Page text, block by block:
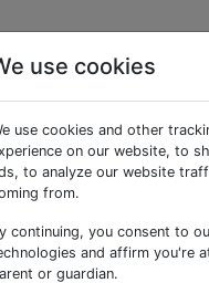
creare
plugin o
per decidere
sono molti casi e
use cookies
use cookies and other
on our website, to
to analyze our website
from.
continuing, you consent to
and affirm you're
or guardian.